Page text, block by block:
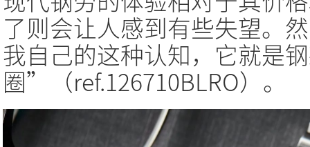
了则会让人感到有些失望。
我自己的这种认知，它就是
圈”（ref.126710BLRO）。